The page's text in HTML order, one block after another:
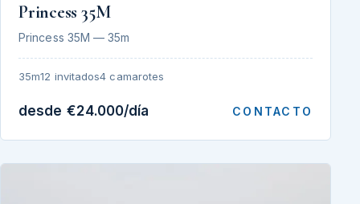
Princess 35M
Princess 35M — 35m
35m12 invitados4 camarotes
desde €24.000/día CONTACTO